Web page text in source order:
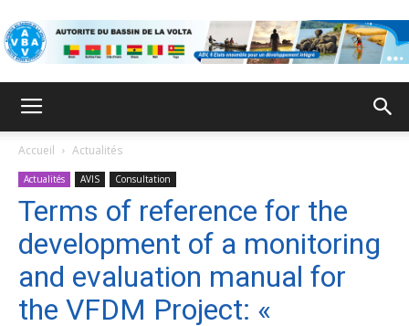
Accueil Actualités
Actualités AVIS Consultation
Terms of reference for the
development of a monitoring
and evaluation manual for
the VFDM Project: «